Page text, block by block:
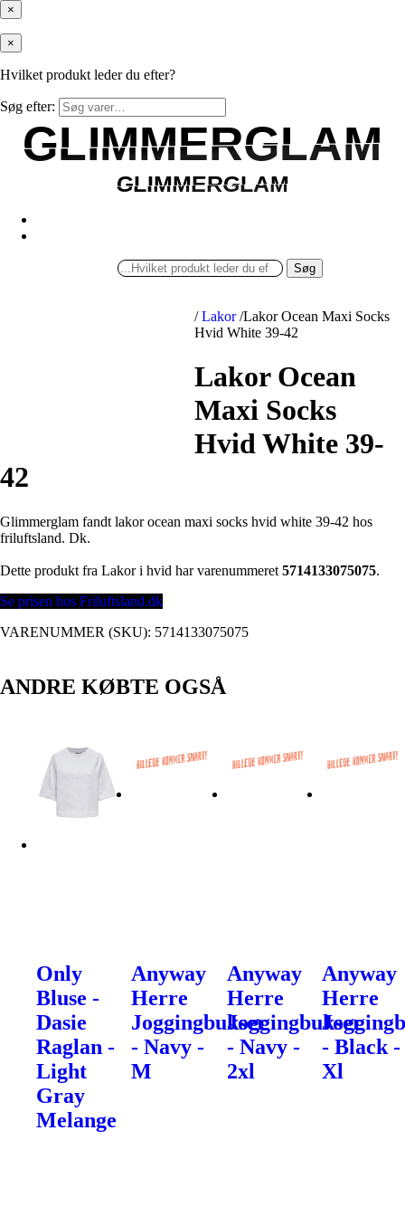
×
×
Hvilket produkt leder du efter?
Søg efter:
GLIMMERGLAM
GLIMMERGLAM
GLIMMERGLAM
GLIMMERGLAM
Søg
/ Lakor /Lakor Ocean Maxi Socks
Hvid White 39-42
Lakor Ocean
Maxi Socks
Hvid White 39-
42
Glimmerglam fandt lakor ocean maxi socks hvid white 39-42 hos
friluftsland. Dk.
Dette produkt fra Lakor i hvid har varenummeret 5714133075075.
Se prisen hos Friluftsland.dk
VARENUMMER (SKU): 5714133075075
ANDRE KØBTE OGSÅ
Only
Bluse -
Dasie
Raglan -
Light
Gray
Melange
Anyway
Herre
Joggingbukser
- Navy -
M
Anyway
Herre
Joggingbukser
- Navy -
2xl
Anyway
Herre
- Black -
Xl